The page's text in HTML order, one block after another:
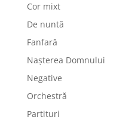
Cor mixt
De nuntă
Fanfară
Nașterea Domnului
Negative
Orchestră
Partituri